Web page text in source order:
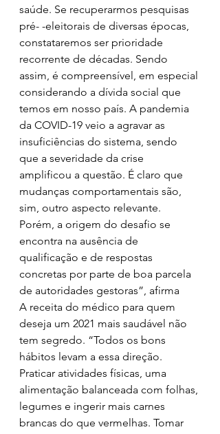
saúde. Se recuperarmos pesquisas
pré- -eleitorais de diversas épocas,
constataremos ser prioridade
recorrente de décadas. Sendo
assim, é compreensível, em especial
considerando a dívida social que
temos em nosso país. A pandemia
da COVID-19 veio a agravar as
insuficiências do sistema, sendo
que a severidade da crise
amplificou a questão. É claro que
mudanças comportamentais são,
sim, outro aspecto relevante.
Porém, a origem do desafio se
encontra na ausência de
qualificação e de respostas
concretas por parte de boa parcela
de autoridades gestoras”, afirma
A receita do médico para quem
deseja um 2021 mais saudável não
tem segredo. “Todos os bons
hábitos levam a essa direção.
Praticar atividades físicas, uma
alimentação balanceada com folhas,
legumes e ingerir mais carnes
brancas do que vermelhas. Tomar